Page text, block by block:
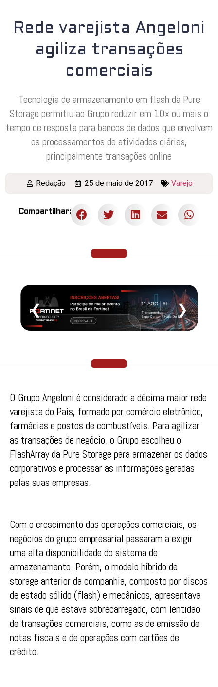
Rede varejista Angeloni
agiliza transações
comerciais
Tecnologia de armazenamento em flash da Pure
Storage permitiu ao Grupo reduzir em 10x ou mais o
tempo de resposta para bancos de dados que envolvem
os processamentos de atividades diárias,
principalmente transações online
Redação 25 de maio de 2017 Varejo
Compartilhar:
❮ ❯
O Grupo Angeloni é considerado a décima maior rede
varejista do País, formado por comércio eletrônico,
farmácias e postos de combustíveis. Para agilizar
as transações de negócio, o Grupo escolheu o
FlashArray da Pure Storage para armazenar os dados
corporativos e processar as informações geradas
pelas suas empresas.
Com o crescimento das operações comerciais, os
negócios do grupo empresarial passaram a exigir
uma alta disponibilidade do sistema de
armazenamento. Porém, o modelo híbrido de
storage anterior da companhia, composto por discos
de estado sólido (flash) e mecânicos, apresentava
sinais de que estava sobrecarregado, com lentidão
de transações comerciais, como as de emissão de
notas fiscais e de operações com cartões de
crédito.